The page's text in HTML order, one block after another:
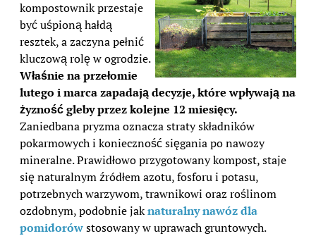
kompostownik przestaje
być uśpioną hałdą
resztek, a zaczyna pełnić
kluczową rolę w ogrodzie.
Właśnie na przełomie
lutego i marca zapadają decyzje, które wpływają na
żyzność gleby przez kolejne 12 miesięcy.
Zaniedbana pryzma oznacza straty składników
pokarmowych i konieczność sięgania po nawozy
mineralne. Prawidłowo przygotowany kompost, staje
się naturalnym źródłem azotu, fosforu i potasu,
potrzebnych warzywom, trawnikowi oraz roślinom
ozdobnym, podobnie jaknaturalny nawóz dla
pomidorówstosowany w uprawach gruntowych.